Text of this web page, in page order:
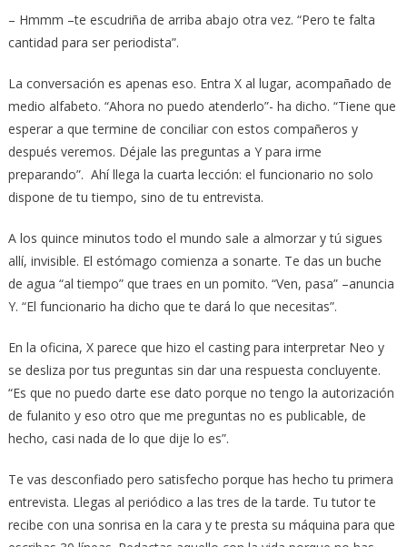
– Hmmm –te escudriña de arriba abajo otra vez. “Pero te falta
cantidad para ser periodista”.
La conversación es apenas eso. Entra X al lugar, acompañado de
medio alfabeto. “Ahora no puedo atenderlo”- ha dicho. “Tiene que
esperar a que termine de conciliar con estos compañeros y
después veremos. Déjale las preguntas a Y para irme
preparando”. Ahí llega la cuarta lección: el funcionario no solo
dispone de tu tiempo, sino de tu entrevista.
A los quince minutos todo el mundo sale a almorzar y tú sigues
allí, invisible. El estómago comienza a sonarte. Te das un buche
de agua “al tiempo” que traes en un pomito. “Ven, pasa” –anuncia
Y. “El funcionario ha dicho que te dará lo que necesitas”.
En la oficina, X parece que hizo el casting para interpretar Neo y
se desliza por tus preguntas sin dar una respuesta concluyente.
“Es que no puedo darte ese dato porque no tengo la autorización
de fulanito y eso otro que me preguntas no es publicable, de
hecho, casi nada de lo que dije lo es”.
Te vas desconfiado pero satisfecho porque has hecho tu primera
entrevista. Llegas al periódico a las tres de la tarde. Tu tutor te
recibe con una sonrisa en la cara y te presta su máquina para que